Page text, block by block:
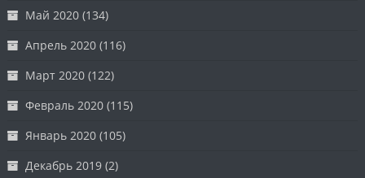
Май 2020 (134)
Апрель 2020 (116)
Март 2020 (122)
Февраль 2020 (115)
Январь 2020 (105)
Декабрь 2019 (2)